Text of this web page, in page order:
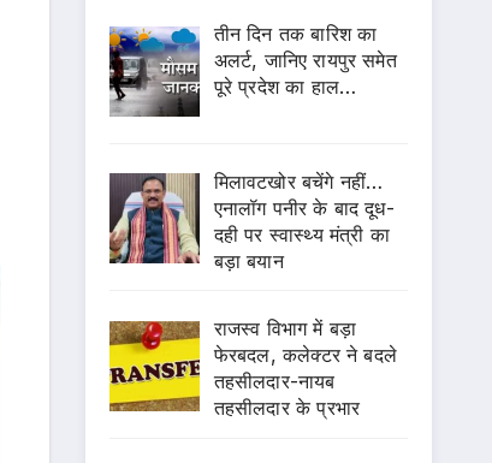
तीन दिन तक बारिश का
अलर्ट, जानिए रायपुर समेत
पूरे प्रदेश का हाल…
मिलावटखोर बचेंगे नहीं…
एनालॉग पनीर के बाद दूध-
दही पर स्वास्थ्य मंत्री का
बड़ा बयान
राजस्व विभाग में बड़ा
फेरबदल, कलेक्टर ने बदले
तहसीलदार-नायब
तहसीलदार के प्रभार